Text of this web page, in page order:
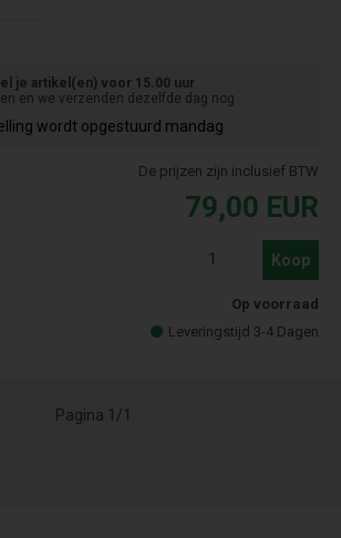
je artikel(en) voor 15.00 uur
en we verzenden dezelfde dag nog
wordt opgestuurd mandag
De prijzen zijn inclusief BTW
79,00 EUR
Koop
Op voorraad
Leveringstijd 3-4 Dagen
Pagina 1/1